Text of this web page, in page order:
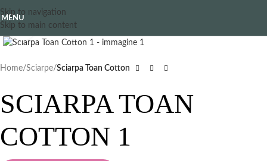
Skip to navigation
Skip to main content
MENU
Clicca per ingrandire
Home Sciarpe Sciarpa Toan Cotton
SCIARPA TOAN
COTTON 1